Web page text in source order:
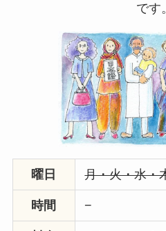
です。
曜日 月・火・水・
時間 −